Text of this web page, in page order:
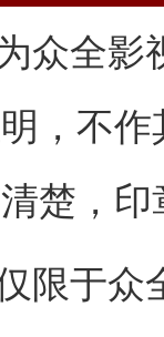
众全影
，不
楚，
限于众